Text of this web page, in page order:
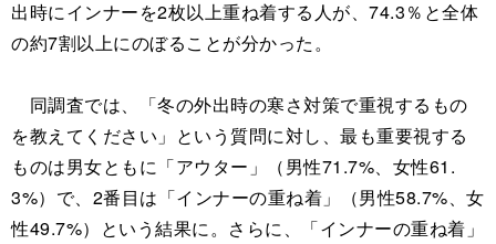
出時にインナーを2枚以上重ね着する人が、74.3％と全体
の約7割以上にのぼることが分かった。
同調査では、「冬の外出時の寒さ対策で重視するもの
を教えてください」という質問に対し、最も重要視する
ものは男女ともに「アウター」（男性71.7%、女性61.
3%）で、2番目は「インナーの重ね着」（男性58.7%、女
性49.7%）という結果に。さらに、「インナーの重ね着」